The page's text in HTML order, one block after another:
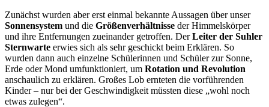
Zunächst wurden aber erst einmal bekannte Aussagen über unser
Sonnensystem und die Größenverhältnisse der Himmelskörper
und ihre Entfernungen zueinander getroffen. DerLeiter der Suhler
Sternwarte erwies sich als sehr geschickt beim Erklären. So
wurden dann auch einzelne Schülerinnen und Schüler zur Sonne,
Erde oder Mond umfunktioniert, um Rotation und Revolution
anschaulich zu erklären. Großes Lob ernteten die vorführenden
Kinder – nur bei der Geschwindigkeit müssten diese „wohl noch
etwas zulegen“.